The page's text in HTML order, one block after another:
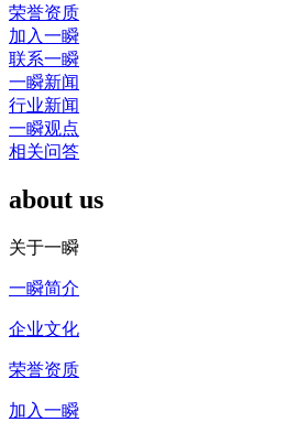
荣誉资质
加入一瞬
联系一瞬
一瞬新闻
行业新闻
一瞬观点
相关问答
about us
关于一瞬
一瞬简介
企业文化
荣誉资质
加入一瞬